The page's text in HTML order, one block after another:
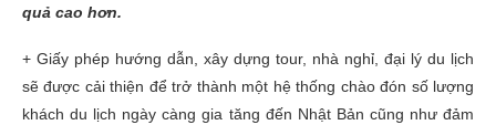
quả cao hơn.
+ Giấy phép hướng dẫn, xây dựng tour, nhà nghỉ, đại lý du lịch
sẽ được cải thiện để trở thành một hệ thống chào đón số lượng
khách du lịch ngày càng gia tăng đến Nhật Bản cũng như đảm